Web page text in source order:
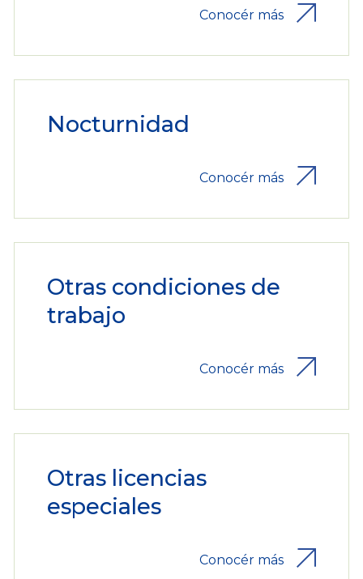
Conocér más
Nocturnidad
Conocér más
Otras condiciones de
trabajo
Conocér más
Otras licencias
especiales
Conocér más